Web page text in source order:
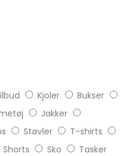
Kjoler
Bukser
Jakker
Støvler
T-shirts
Shorts Sko
Tasker